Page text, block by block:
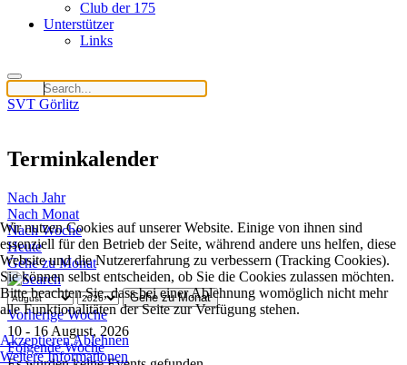
Club der 175
Unterstützer
Links
SVT Görlitz
Terminkalender
Nach Jahr
Nach Monat
Nach Woche
Heute
Gehe zu Monat
Gehe zu Monat
Vorherige Woche
10 - 16 August, 2026
Folgende Woche
Wir nutzen Cookies auf unserer Website. Einige von ihnen sind
essenziell für den Betrieb der Seite, während andere uns helfen, diese
Website und die Nutzererfahrung zu verbessern (Tracking Cookies).
Sie können selbst entscheiden, ob Sie die Cookies zulassen möchten.
Bitte beachten Sie, dass bei einer Ablehnung womöglich nicht mehr
alle Funktionalitäten der Seite zur Verfügung stehen.
AkzeptierenAblehnen
Weitere Informationen